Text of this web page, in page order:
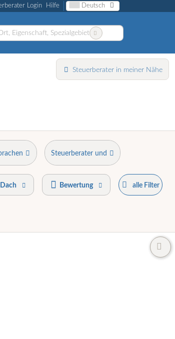
Login Hilfe Deutsch
Steuerberater in meiner Nähe
Steuerberater und
Bewertung alle Filter